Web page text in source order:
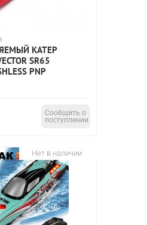
КАТЕР
SR65
PNP
Сообщить о
поступлении
Нет в наличии